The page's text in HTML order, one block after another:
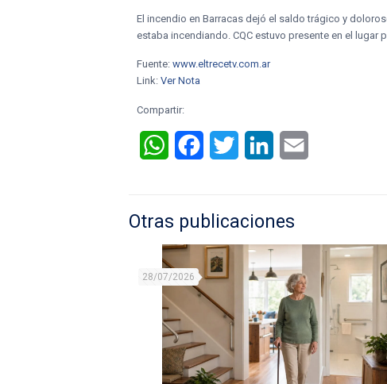
El incendio en Barracas dejó el saldo trágico y
estaba incendiando. CQC estuvo presente en el
Fuente:www.eltrecetv.com.ar
Link:Ver Nota
Compartir:
WhatsAppFacebookTwitter LinkedIn
Otras publicaciones
28/07/2026